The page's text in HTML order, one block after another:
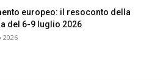
europeo: il resoconto della
del 6-9 luglio 2026
2026